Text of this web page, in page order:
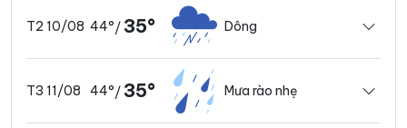
T2 10/08 44°/ 35° Dông
T3 11/08 44°/ 35° Mưa rào nhẹ